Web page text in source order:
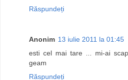
Răspundeți
Anonim 13 iulie 2011 la 01:45
esti cel mai tare ... mi-ai
geam
Răspundeți